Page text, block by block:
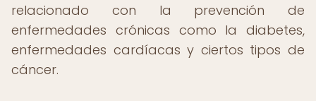
relacionado con la prevención de
enfermedades crónicas como la diabetes,
enfermedades cardíacas y ciertos tipos de
cáncer.